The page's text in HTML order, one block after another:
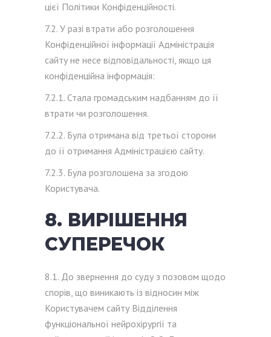
цієї Політики Конфіденційності.
7.2. У разі втрати або розголошення
Конфіденційної інформації Адміністрація
сайту не несе відповідальності, якщо ця
конфіденційна інформація:
7.2.1. Стала громадським надбанням до її
втрати чи розголошення.
7.2.2. Була отримана від третьої сторони
до її отримання Адміністрацією сайту.
7.2.3. Була розголошена за згодою
Користувача.
8. ВИРІШЕННЯ
СУПЕРЕЧОК
8.1. До звернення до суду з позовом щодо
спорів, що виникають із відносин між
Користувачем сайту Відділення
функціональної нейрохірургії та